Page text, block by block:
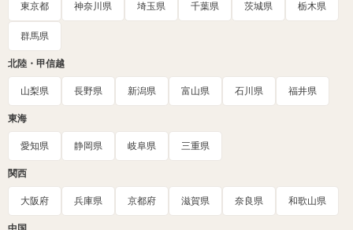
東京都 神奈川県 埼玉県 千葉県 茨城県 栃木県
群馬県
北陸・甲信越
山梨県 長野県 新潟県 富山県 石川県 福井県
東海
愛知県 静岡県 岐阜県 三重県
関西
大阪府 兵庫県 京都府 滋賀県 奈良県 和歌山県